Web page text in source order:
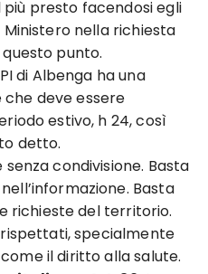
presto facendosi egli
nella richiesta
punto.
di Albenga ha una
deve essere
estivo, h 24, così
detto.
condivisione. Basta
Basta
richieste del territorio.
specialmente
il diritto alla salute.